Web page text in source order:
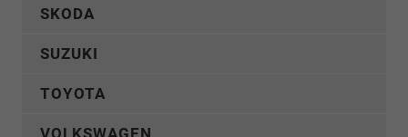
SKODA
SUZUKI
TOYOTA